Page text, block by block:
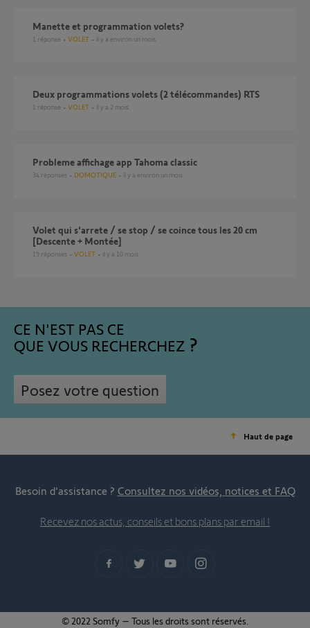
Manette et programmation volets?
1 réponse VOLET il y a environ un mois
Deux programmations volets (2 télécommandes) RTS
1 réponse VOLET il y a 2 mois
Probleme affichage app Tahoma classic
34 réponses DOMOTIQUE il y a environ un mois
Volet qui s'arrete / se stop / se coince tous les 20 cm
[Descente + Montée]
19 réponses VOLET il y a 10 mois
CE N'EST PAS CE
QUE VOUS RECHERCHEZ
Posez votre question
Haut de page
Besoin d’assistance ? Consultez nos vidéos, notices et FAQ
Recevez nos actus, conseils et bons plans par email !
© 2022 Somfy – Tous les droits sont réservés.